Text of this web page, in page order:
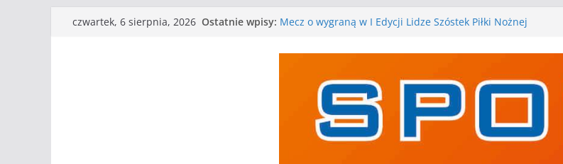
Przejdź
czwartek, 6 sierpnia, 2026 Ostatnie wpisy: Mecz o wygraną w I Edycji Lidze Szóstek Piłki Nożnej
WKS wygrywa pierwszą edycję Ligi Szóstek w Gwdzie
I mamy kolejne gry kontrolne, piłkarskie granie przed nami